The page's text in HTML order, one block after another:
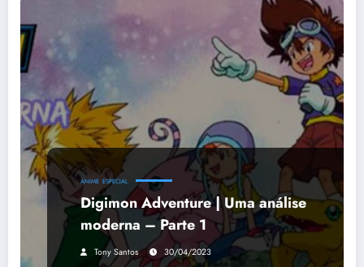
ANIME ESPECIAL
Digimon Adventure | Uma análise
moderna – Parte 1
Tony Santos 30/04/2023